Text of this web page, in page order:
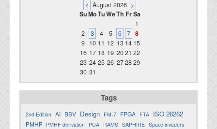
< August 2026 >
SuMoTuWeTh FrSa
1
2
3 4 5 6 7 8
9 10 11 12 13 14 15
16 17 18 19 2021 22
23 24 25 26 272829
30 31
Tags
2nd Edition AI BSV Design FM-7 FPGA FTA ISO 26262
PMHF PMHF derivation PUA RAMS SAPHIRE Space invaders